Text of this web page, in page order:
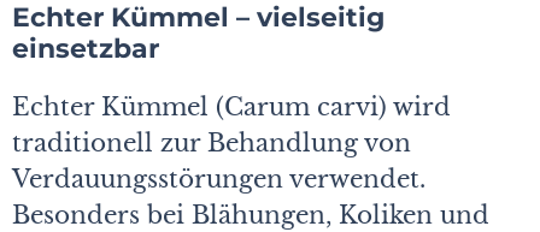
Echter Kümmel – vielseitig
einsetzbar
Echter Kümmel (Carum carvi) wird
traditionell zur Behandlung von
Verdauungsstörungen verwendet.
Besonders bei Blähungen, Koliken und